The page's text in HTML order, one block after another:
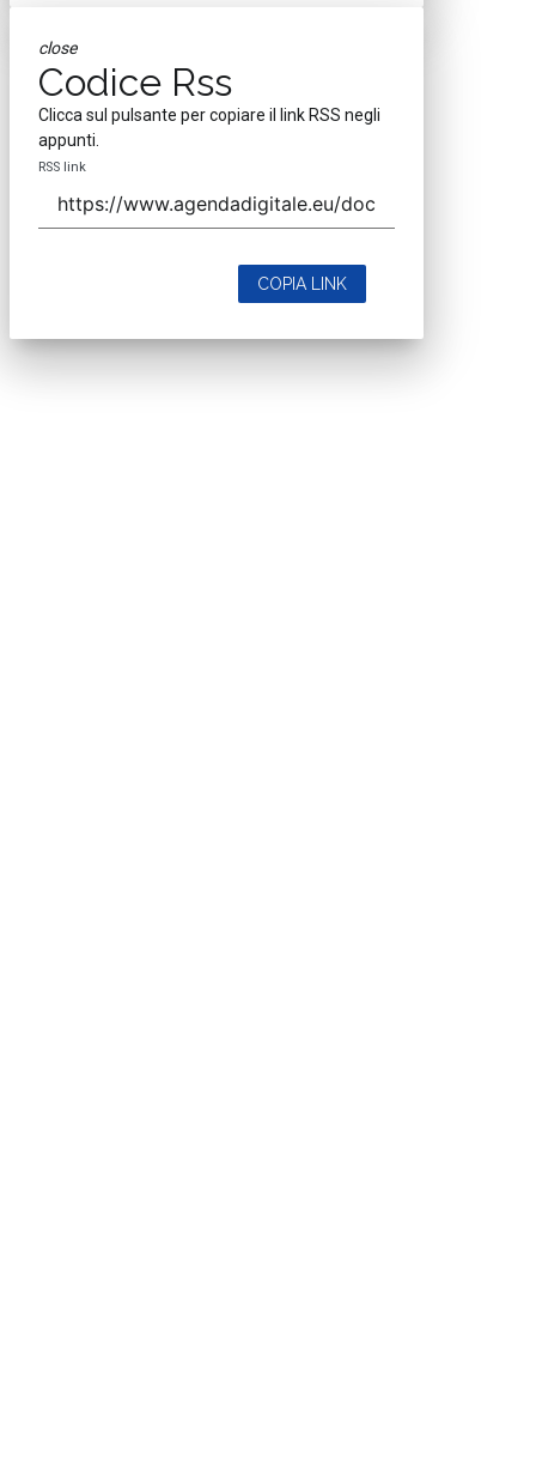
close
Codice Rss
Clicca sul pulsante per copiare il link RSS negli
appunti.
RSS link
COPIA LINK